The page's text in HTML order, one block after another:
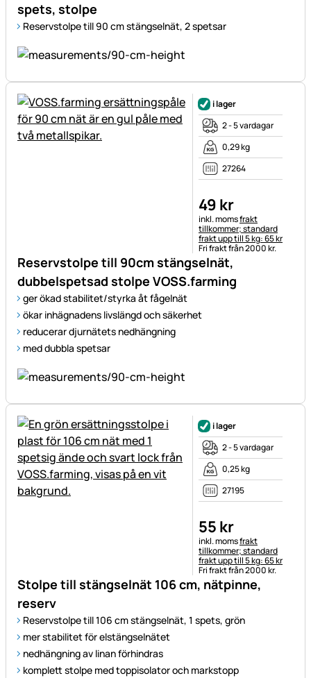
spets, stolpe
Reservstolpe till 90 cm stängselnät, 2 spetsar
Reservstolpe till 90cm stängselnät,
dubbelspetsad stolpe VOSS.farming
ger ökad stabilitet/styrka åt fågelnät
ökar inhägnadens livslängd och säkerhet
reducerar djurnätets nedhängning
med dubbla spetsar
i lager
2 - 5 vardagar
0,29 kg
27264
49 kr
Skatteinformation:
inkl. momsfrakt
tillkommer; standard
frakt upp till 5 kg: 65 kr
Fri frakt från 2000 kr.
Stolpe till stängselnät 106 cm, nätpinne,
reserv
Reservstolpe till 106 cm stängselnät, 1 spets, grön
mer stabilitet för elstängselnätet
nedhängning av linan förhindras
komplett stolpe med toppisolator och markstopp
i lager
2 - 5 vardagar
0,25 kg
27195
55 kr
Skatteinformation:
inkl. momsfrakt
tillkommer; standard
frakt upp till 5 kg: 65 kr
Fri frakt från 2000 kr.